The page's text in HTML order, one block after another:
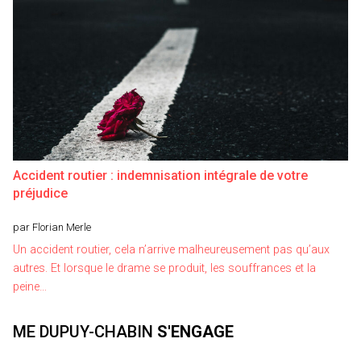
Accident routier : indemnisation intégrale de votre
préjudice
par Florian Merle
Un accident routier, cela n’arrive malheureusement pas qu’aux
autres. Et lorsque le drame se produit, les souffrances et la
peine…
ME DUPUY-CHABIN S'ENGAGE